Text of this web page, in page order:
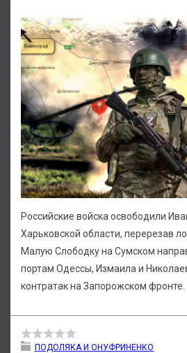
Российские войска освободили
Харьковской области, перерезав
Малую Слободку на Сумском
портам Одессы, Измаила и
контратак на Запорожском фронте.
ПОДОЛЯКА И ОНУФРИНЕНКО